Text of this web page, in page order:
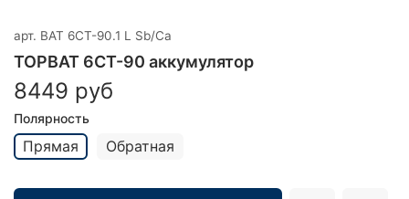
арт. BAT 6СТ-90.1 L Sb/Ca
TOPBAT 6СТ-90 аккумулятор
8449 руб
Полярность
Прямая Обратная